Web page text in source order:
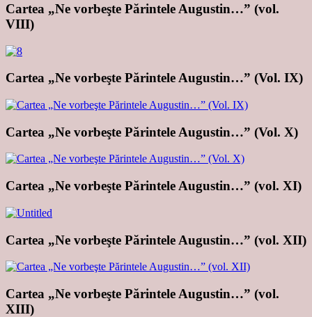
Cartea „Ne vorbeşte Părintele Augustin…” (vol.
VIII)
Cartea „Ne vorbeşte Părintele Augustin…” (Vol. IX)
Cartea „Ne vorbeşte Părintele Augustin…” (Vol. X)
Cartea „Ne vorbeşte Părintele Augustin…” (vol. XI)
Cartea „Ne vorbeşte Părintele Augustin…” (vol. XII)
Cartea „Ne vorbeşte Părintele Augustin…” (vol.
XIII)